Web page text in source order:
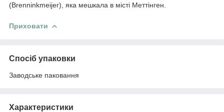
(Brenninkmeijer), яка мешкала в місті Меттінген.
Приховати
Спосіб упаковки
Заводське паковання
Характеристики